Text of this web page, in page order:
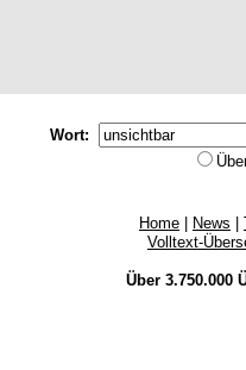
Wort:
Home News
Volltext-
Über 3.750.000